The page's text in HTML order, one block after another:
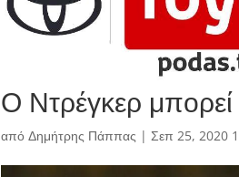
Ο Ντρέγκερ
από Δημήτρης Πάππας | Σεπ 25, 2020